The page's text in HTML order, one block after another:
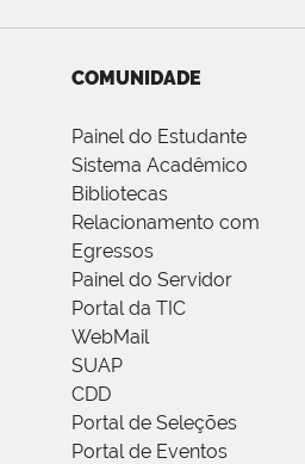
COMUNIDADE
Painel do Estudante
Sistema Acadêmico
Bibliotecas
Relacionamento com
Egressos
Painel do Servidor
Portal da TIC
WebMail
SUAP
CDD
Portal de Seleções
Portal de Eventos